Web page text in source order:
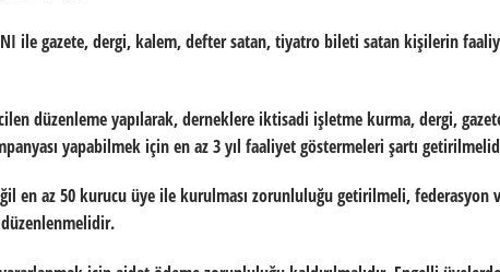
ile gazete, dergi, kalem, defter satan, tiyatro bileti satan kişilerin
düzenleme yapılarak, derneklere iktisadi işletme kurma, dergi,
yapabilmek için en az 3 yıl faaliyet göstermeleri şartı
en az 50 kurucu üye ile kurulması zorunluluğu getirilmeli, federasyon